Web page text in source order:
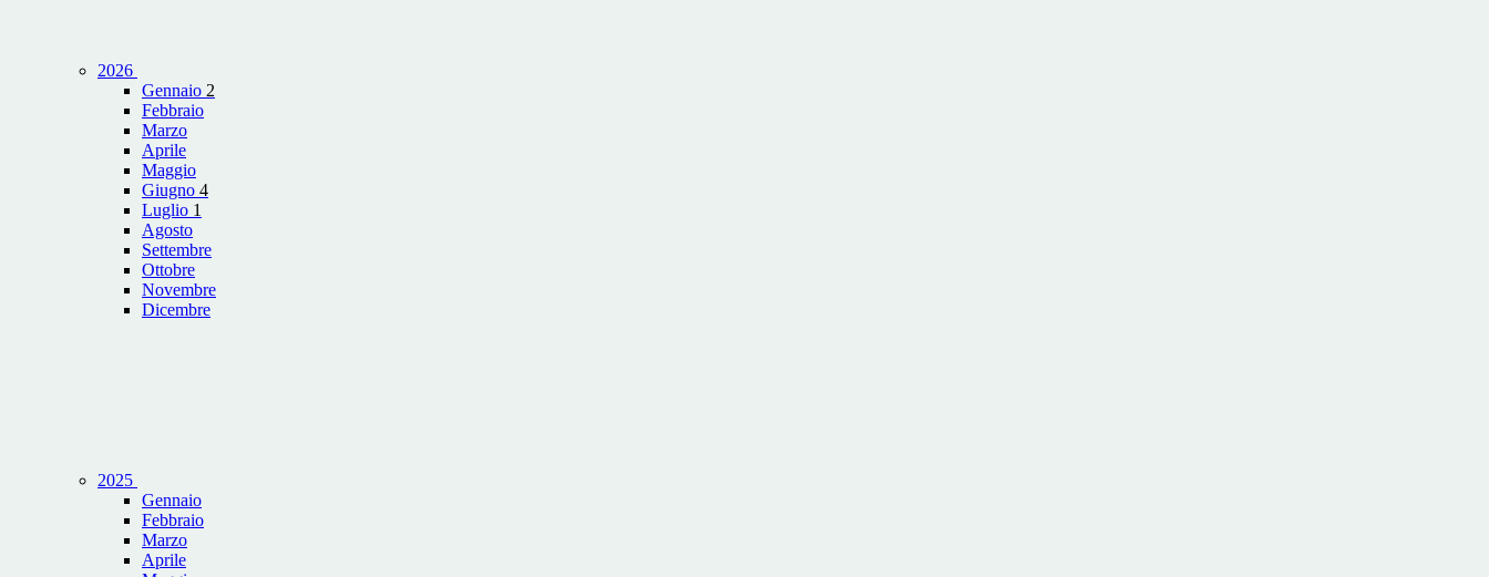
2026
Gennaio 2
Febbraio
Marzo
Aprile
Maggio
Giugno 4
Luglio 1
Agosto
Settembre
Ottobre
Novembre
Dicembre
2025
Gennaio
Febbraio
Marzo
Aprile